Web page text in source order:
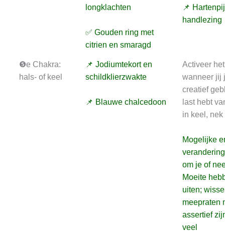
longklachten
✅ Gouden ring met
citrien en smaragd
📌
handlezing
❺e Chakra:
hals- of keel
📌 Jodiumtekort en
schildklierzwakte
📌 Blauwe chalcedoon
Activeer
wanneer jij
creatief
last hebt
in keel,
Mogelijke
om je of
Moeite
uiten;
meepraten
assertief
veel